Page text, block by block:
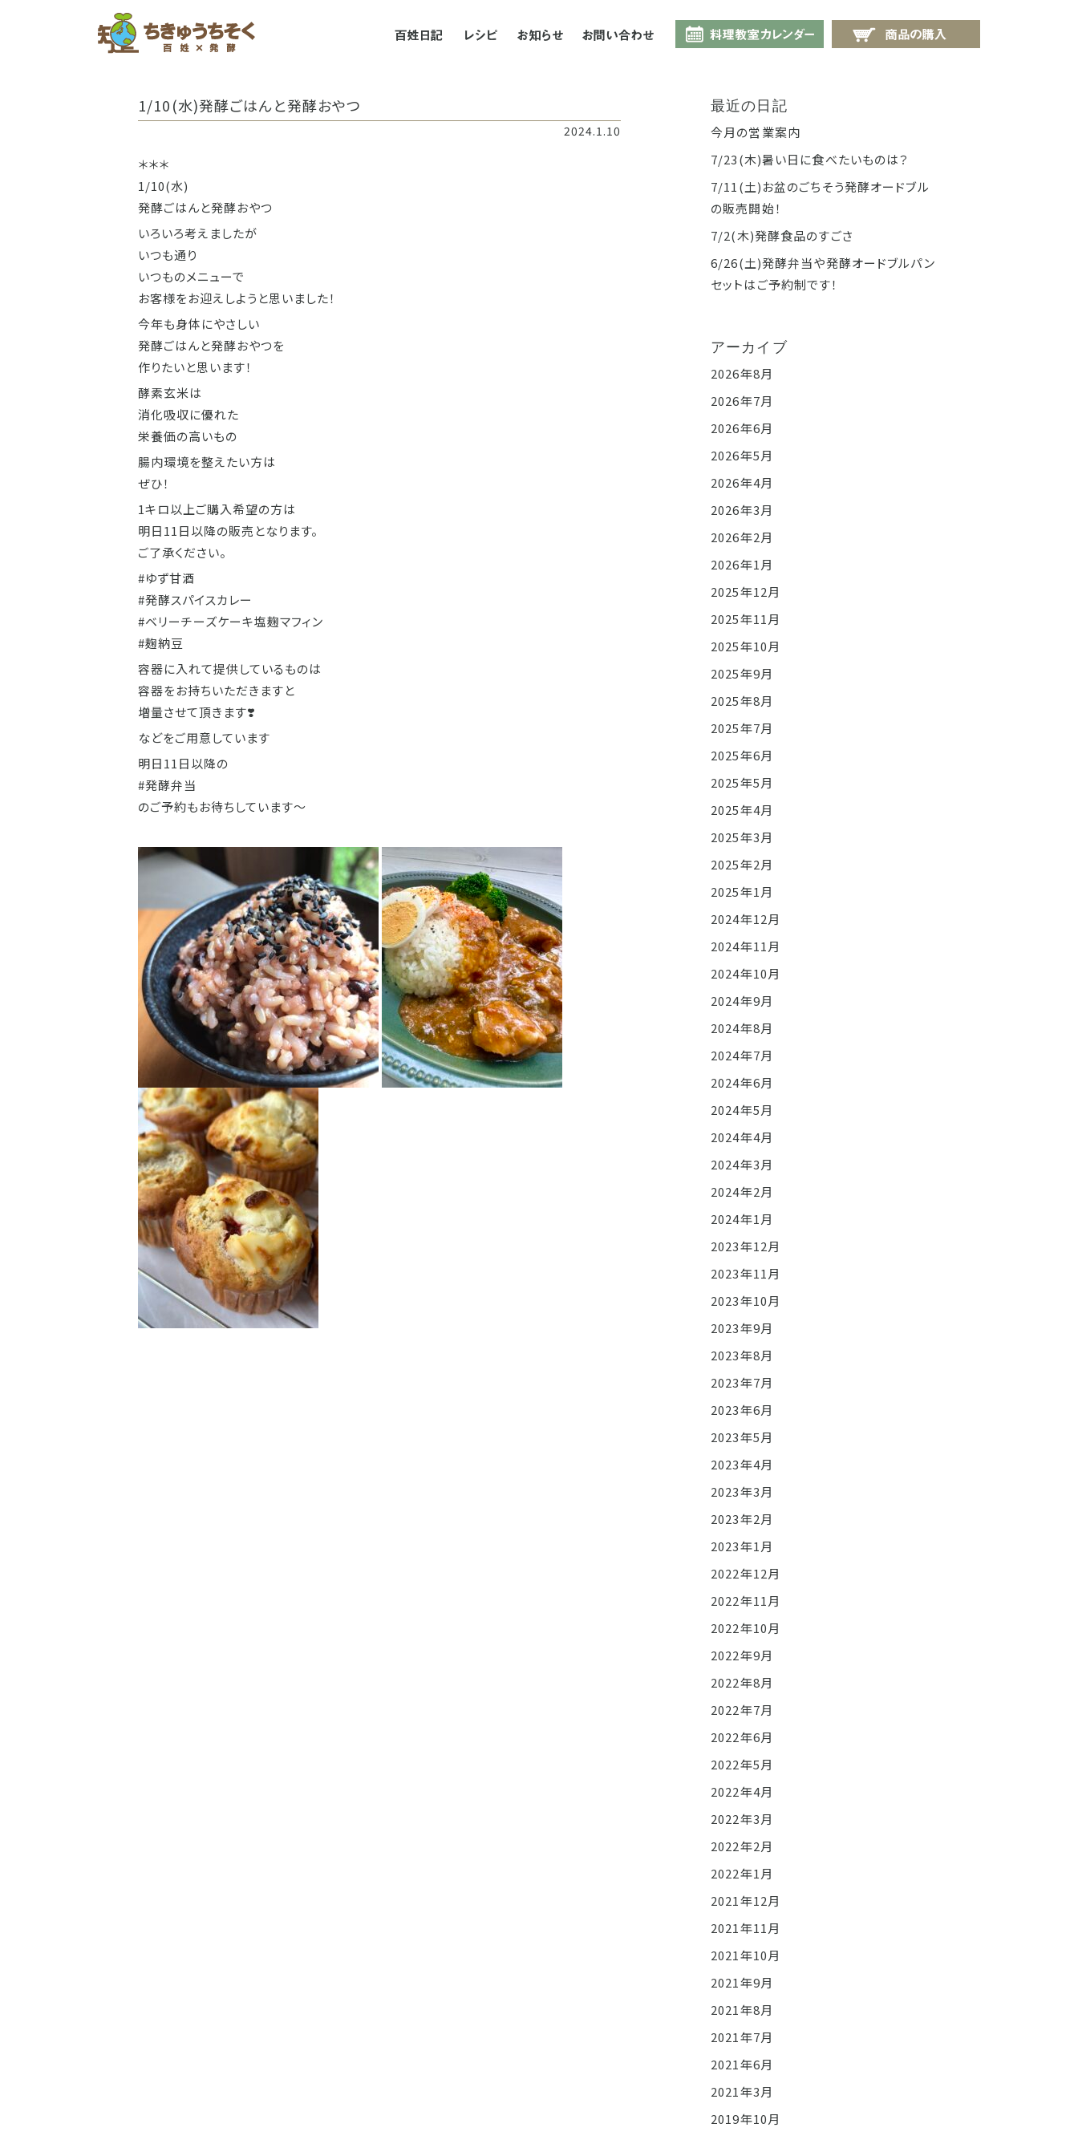
料理教室カレンダー
お問合せ
お知らせ
レシピ
百姓日記
1/10(水)発酵ごはんと発酵おやつ
2024.1.10
＊＊＊
1/10(水)
発酵ごはんと発酵おやつ
いろいろ考えましたが
いつも通り
いつものメニューで
お客様をお迎えしようと思いました！
今年も身体にやさしい
発酵ごはんと発酵おやつを
作りたいと思います！
酵素玄米は
消化吸収に優れた
栄養価の高いもの
腸内環境を整えたい方は
ぜひ！
1キロ以上ご購入希望の方は
明日11日以降の販売となります。
ご了承ください。
#ゆず甘酒
#発酵スパイスカレー
#ベリーチーズケーキ塩麹マフィン
#麹納豆
容器に入れて提供しているものは
容器をお持ちいただきますと
増量させて頂きます❣️
などをご用意しています
明日11日以降の
#発酵弁当
のご予約もお待ちしています〜
最近の日記
今月の営業案内
7/23(木)暑い日に食べたいものは？
7/11(土)お盆のごちそう発酵オードブル
の販売開始！
7/2(木)発酵食品のすごさ
6/26(土)発酵弁当や発酵オードブルパン
セットはご予約制です！
アーカイブ
2026年8月
2026年7月
2026年6月
2026年5月
2026年4月
2026年3月
2026年2月
2026年1月
2025年12月
2025年11月
2025年10月
2025年9月
2025年8月
2025年7月
2025年6月
2025年5月
2025年4月
2025年3月
2025年2月
2025年1月
2024年12月
2024年11月
2024年10月
2024年9月
2024年8月
2024年7月
2024年6月
2024年5月
2024年4月
2024年3月
2024年2月
2024年1月
2023年12月
2023年11月
2023年10月
2023年9月
2023年8月
2023年7月
2023年6月
2023年5月
2023年4月
2023年3月
2023年2月
2023年1月
2022年12月
2022年11月
2022年10月
2022年9月
2022年8月
2022年7月
2022年6月
2022年5月
2022年4月
2022年3月
2022年2月
2022年1月
2021年12月
2021年11月
2021年10月
2021年9月
2021年8月
2021年7月
2021年6月
2021年3月
2019年10月